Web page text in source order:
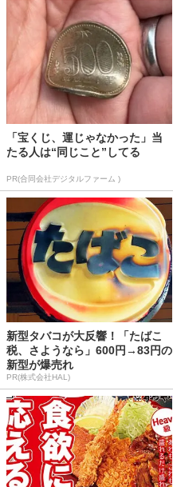
「宝くじ、運じゃなかった」当
たる人は“同じこと”してる
PR(合同会社デジタルファーム )
新型タバコが大反響！「たばこ
税、さようなら」600円→83円の
新型が爆売れ
PR(株式会社HAL)